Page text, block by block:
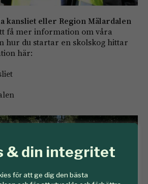
& din integritet
för att ge dig den bästa
kansliet eller Region Mälardalen
få mer information om våra
hur du startar en skolskog hittar
här: